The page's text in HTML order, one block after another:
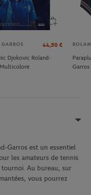
44,50 €
Djokovic Roland-
Garros est un essentiel
les amateurs de tennis
Au bureau, sur
vous pourrez